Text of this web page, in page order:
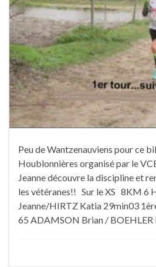
Peu de Wantzenauviens pour ce
Houblonnières organisé par le
Jeanne découvre la discipline et
les vétéranes!! Sur le XS 8KM
Jeanne/HIRTZ Katia 29min03
65 ADAMSON Brian / BOEHLER